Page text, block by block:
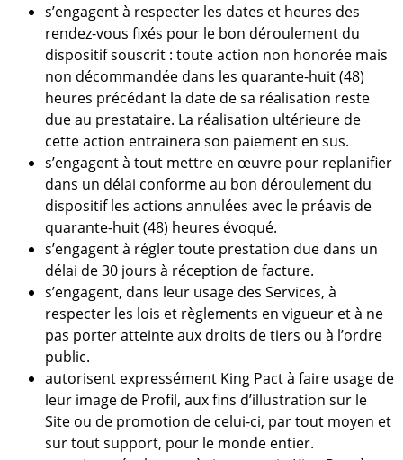
s’engagent à respecter les dates et heures des
rendez-vous fixés pour le bon déroulement du
dispositif souscrit : toute action non honorée mais
non décommandée dans les quarante-huit (48)
heures précédant la date de sa réalisation reste
due au prestataire. La réalisation ultérieure de
cette action entrainera son paiement en sus.
s’engagent à tout mettre en œuvre pour replanifier
dans un délai conforme au bon déroulement du
dispositif les actions annulées avec le préavis de
quarante-huit (48) heures évoqué.
s’engagent à régler toute prestation due dans un
délai de 30 jours à réception de facture.
s’engagent, dans leur usage des Services, à
respecter les lois et règlements en vigueur et à ne
pas porter atteinte aux droits de tiers ou à l’ordre
public.
autorisent expressément King Pact à faire usage de
leur image de Profil, aux fins d’illustration sur le
Site ou de promotion de celui-ci, par tout moyen et
sur tout support, pour le monde entier.